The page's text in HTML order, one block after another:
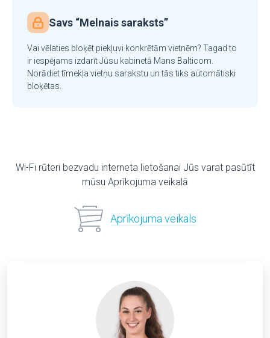
Savs “Melnais saraksts”
Vai vēlaties bloķēt piekļuvi konkrētām vietnēm? Tagad to
ir iespējams izdarīt Jūsu kabinetā Mans Balticom.
Norādiet tīmekļa vietņu sarakstu un tās tiks automātiski
bloķētas.
Wi-Fi rūteri bezvadu interneta lietošanai Jūs varat pasūtīt
mūsu Aprīkojuma veikalā
Aprīkojuma veikals